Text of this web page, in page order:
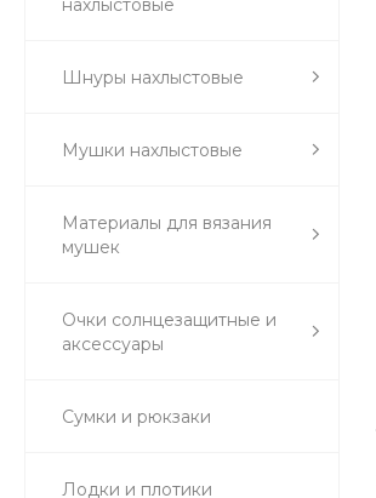
нахлыстовые
Шнуры нахлыстовые
Мушки нахлыстовые
Материалы для вязания
мушек
Очки солнцезащитные и
аксессуары
Сумки и рюкзаки
Лодки и плотики